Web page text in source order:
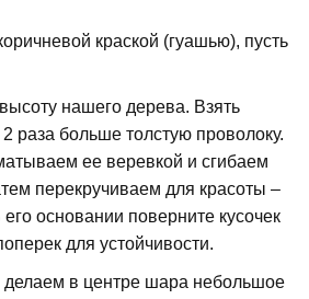
краской (гуашью), пусть
нашего дерева. Взять
раза больше толстую проволоку.
ее веревкой и сгибаем
перекручиваем для красоты –
его основании поверните кусочек
для устойчивости.
в центре шара небольшое